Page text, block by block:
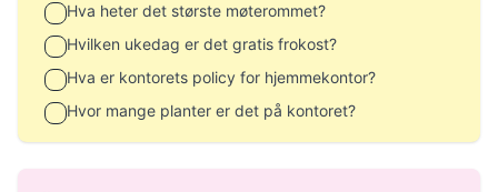
Hva heter det største møterommet?
Hvilken ukedag er det gratis frokost?
Hva er kontorets policy for hjemmekontor?
Hvor mange planter er det på kontoret?